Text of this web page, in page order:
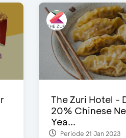
The Zuri Hotel -
20% Chinese
Yea...
Periode 21 Jan 2023